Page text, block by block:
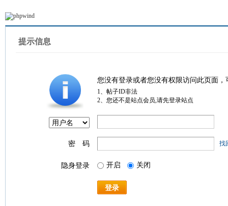
提示信息
您没有登录或者您没有权限访问此页面
1、帖子ID非法
2、您还不是站点会员,请先登录站点
密 码 找
隐身登录 开启 关闭
登录